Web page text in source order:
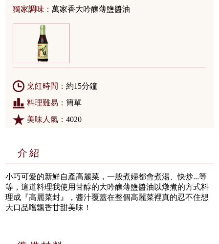
獨家調味：萬家香大吟釀薄鹽醬油
烹飪時間：約15分鐘
料理難易：簡單
美味人氣：4020
介紹
小巧可愛的新鮮自產高麗菜，一般煮婦都會煮湯、快炒...等
等，這道料理我使用甘醇的大吟釀薄鹽醬油以燉煮的方式料
理成『高麗菜封』，醬汁覆蓋在整個高麗菜裡真的忍不住想
大口品嚐飄香甘甜美味！